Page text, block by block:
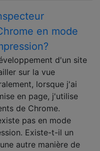
en mode
d'un site
sur la vue
lorsque j'ai
en page, j'utilise
de Chrome.
pas en mode
Existe-t-il un
autre manière de